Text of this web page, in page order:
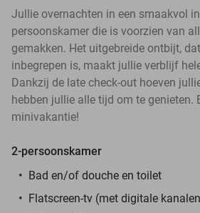
Jullie overnachten in een smaakvol
persoonskamer die is voorzien van
gemakken. Het uitgebreide ontbijt,
inbegrepen is, maakt jullie verblijf
Dankzij de late check-out hoeven
hebben jullie alle tijd om te genieten.
minivakantie!
2-persoonskamer
Bad en/of douche en toilet
Flatscreen-tv (met digitale